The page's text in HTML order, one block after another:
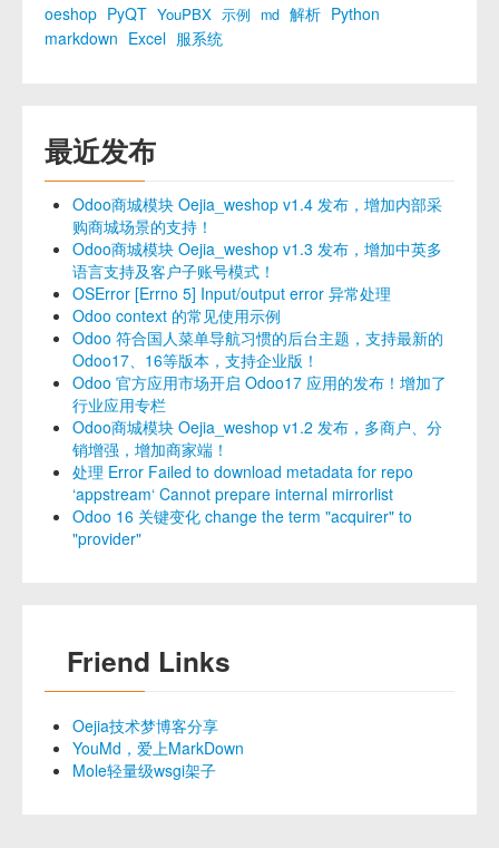
oeshop PyQT YouPBX 示例 md 解析 Python
markdown Excel 服系统
最近发布
Odoo商城模块 Oejia_weshop v1.4 发布，增加内部采
购商城场景的支持！
Odoo商城模块 Oejia_weshop v1.3 发布，增加中英多
语言支持及客户子账号模式！
OSError [Errno 5] Input/output error 异常处理
Odoo context 的常见使用示例
Odoo 符合国人菜单导航习惯的后台主题，支持最新的
Odoo17、16等版本，支持企业版！
Odoo 官方应用市场开启 Odoo17 应用的发布！增加了
行业应用专栏
Odoo商城模块 Oejia_weshop v1.2 发布，多商户、分
销增强，增加商家端！
处理 Error Failed to download metadata for repo
‘appstream‘ Cannot prepare internal mirrorlist
Odoo 16 关键变化 change the term "acquirer" to
"provider"
Friend Links
Oejia技术梦博客分享
YouMd，爱上MarkDown
Mole轻量级wsgi架子